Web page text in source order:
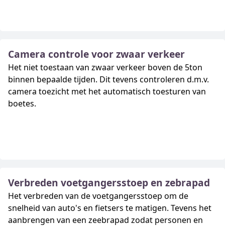
Camera controle voor zwaar verkeer
Het niet toestaan van zwaar verkeer boven de 5ton
binnen bepaalde tijden. Dit tevens controleren d.m.v.
camera toezicht met het automatisch toesturen van
boetes.
Verbreden voetgangersstoep en zebrapad
Het verbreden van de voetgangersstoep om de
snelheid van auto's en fietsers te matigen. Tevens het
aanbrengen van een zeebrapad zodat personen en